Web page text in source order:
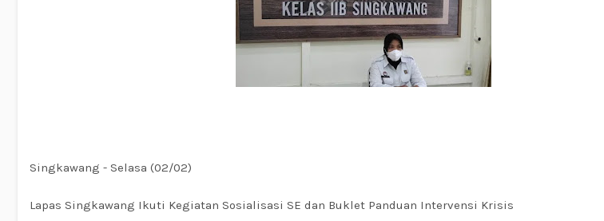
Singkawang - Selasa (02/02)
Lapas Singkawang Ikuti Kegiatan Sosialisasi SE dan Buklet Panduan Intervensi Krisis